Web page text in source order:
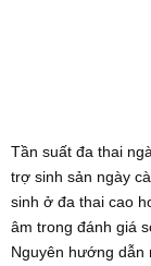
Tần suất đa thai
trợ sinh sản ngày
sinh ở đa thai cao
âm trong đánh giá
Nguyên hướng dẫn